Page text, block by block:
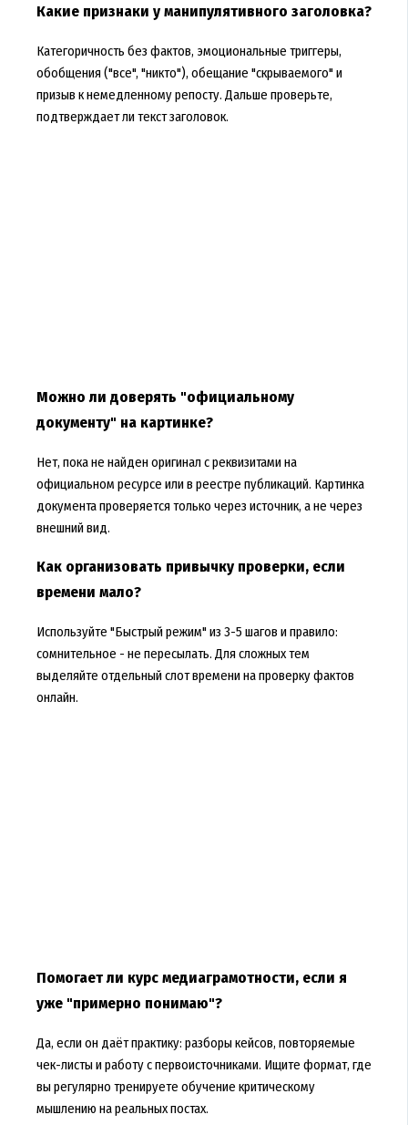
Какие признаки у манипулятивного заголовка?
Категоричность без фактов, эмоциональные триггеры,
обобщения ("все", "никто"), обещание "скрываемого" и
призыв к немедленному репосту. Дальше проверьте,
подтверждает ли текст заголовок.
Можно ли доверять "официальному
документу" на картинке?
Нет, пока не найден оригинал с реквизитами на
официальном ресурсе или в реестре публикаций. Картинка
документа проверяется только через источник, а не через
внешний вид.
Как организовать привычку проверки, если
времени мало?
Используйте "Быстрый режим" из 3-5 шагов и правило:
сомнительное - не пересылать. Для сложных тем
выделяйте отдельный слот времени на проверку фактов
онлайн.
Помогает ли курс медиаграмотности, если я
уже "примерно понимаю"?
Да, если он даёт практику: разборы кейсов, повторяемые
чек-листы и работу с первоисточниками. Ищите формат, где
вы регулярно тренируете обучение критическому
мышлению на реальных постах.